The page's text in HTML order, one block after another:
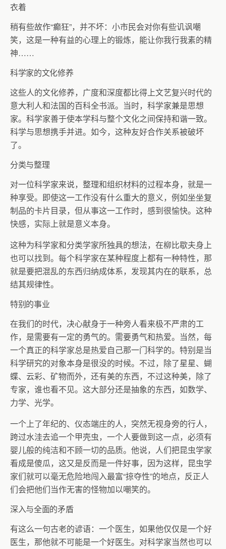
衣着
稍有些故作“癫狂”，并不坏：小市民会对你有些讥讽嘲
笑，这是一种有益的心理上的锻炼，能让你我行我素的精
神……
科学家的文化修养
这些人的文化修养，广度和深度都比得上文艺复兴时代的
意大利人和法国的百科全书派。当时，科学家兼是思想
家。科学家善于使本学科与整个文化之间保持和谐一致。
科学与思想携手并进。如今，这种友好合作关系被破坏
了。
分类与整理
对一位科学家来说，整理和组织材料的过程本身，就是一
种享受。即使这一工作没有什么重大的意义，例如坐坐复
制品的卡片目录，但从事这一工作时，感到很愉快。这种
快感，实际上就是意义本身。
这种为科学家和分类学家所独具的想法，在柳比歇夫身上
也可以找到。每个科学家在某种程度上都有一种特性，那
就是要把混乱的东西归纳成体系，发现其内在的联系，总
结其规律性。
特别的事业
在我们的时代，决心献身于一种旁人看来极不严肃的工
作，是需要有一定的勇气的。需要勇气和热爱。当然，每
一个真正的科学家总是热爱自己那一门科学的。特别是当
科学研究的对象本身是很没的时候。不过，除了星星、蝴
蝶、云彩、矿物而外，还有美的东西，不过这种美，除了
专家，谁也看不见。这大部分还是抽象的东西，如数学、
力学、光学。
一个上了年纪的、仪态端庄的人，突然无视身旁的行人，
跨过水洼去追一个甲壳虫，一个人要做到这一点，必须有
婴儿般的纯洁和不顾一切的品质。他说，人们把昆虫学家
看成是傻瓜，这又是反而是一件好事，因为这样，昆虫学
家们就可以毫无危险地闯入最富“掠夺性”的地点，反正人
们会把他们当作无害的怪物加以嘲笑的。
深入与全面的矛盾
有这么一句古老的谚语：一个医生，如果他仅仅是一个好
医生，那他就不可能是一个好医生。对科学家当然也可以